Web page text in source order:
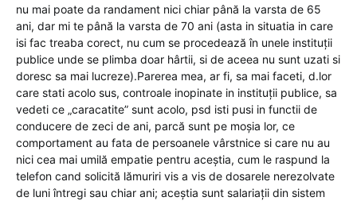
nu mai poate da randament nici chiar până la varsta de 65
ani, dar mi te până la varsta de 70 ani (asta in situatia in care
isi fac treaba corect, nu cum se procedează în unele instituții
publice unde se plimba doar hârtii, si de aceea nu sunt uzati si
doresc sa mai lucreze).Parerea mea, ar fi, sa mai faceti, d.lor
care stati acolo sus, controale inopinate in instituții publice, sa
vedeti ce „caracatite” sunt acolo, psd isti pusi in functii de
conducere de zeci de ani, parcă sunt pe moșia lor, ce
comportament au fata de persoanele vârstnice si care nu au
nici cea mai umilă empatie pentru aceștia, cum le raspund la
telefon cand solicită lămuriri vis a vis de dosarele nerezolvate
de luni întregi sau chiar ani; aceștia sunt salariații din sistem